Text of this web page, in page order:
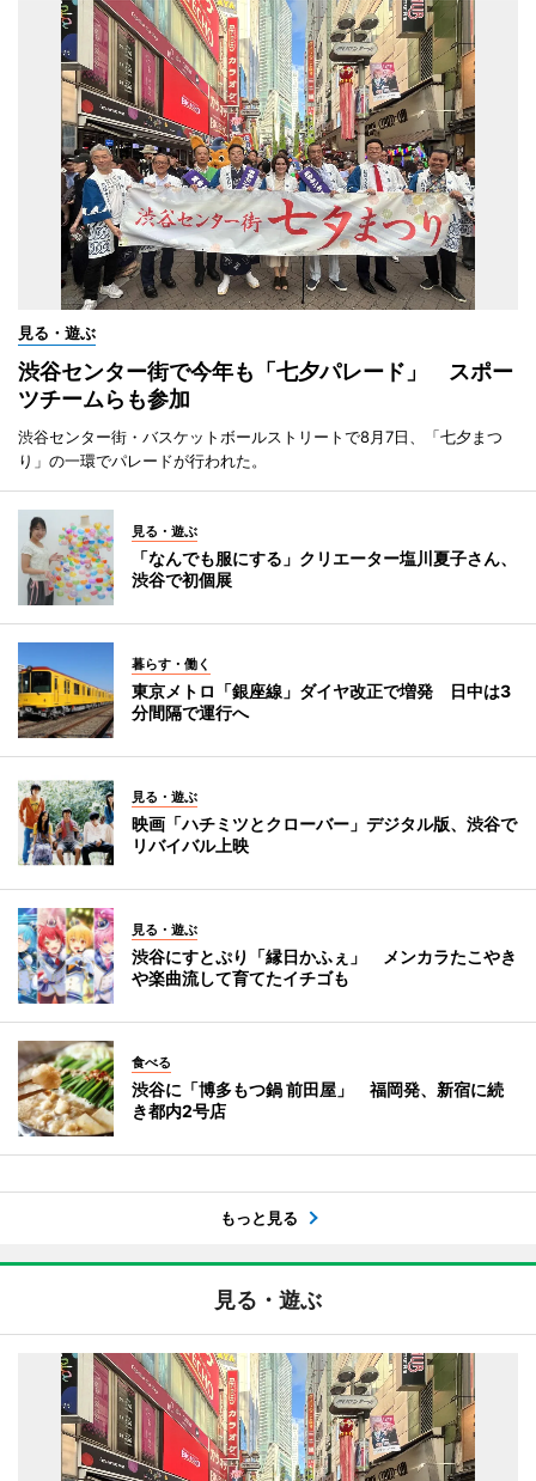
見る・遊ぶ
渋谷センター街で今年も「七夕パレード」 スポー
ツチームらも参加
渋谷センター街・バスケットボールストリートで8月7日、「七夕まつ
り」の一環でパレードが行われた。
見る・遊ぶ
「なんでも服にする」クリエーター塩川夏子さん、
渋谷で初個展
暮らす・働く
東京メトロ「銀座線」ダイヤ改正で増発 日中は3
分間隔で運行へ
見る・遊ぶ
映画「ハチミツとクローバー」デジタル版、渋谷で
リバイバル上映
見る・遊ぶ
渋谷にすとぷり「縁日かふぇ」 メンカラたこやき
や楽曲流して育てたイチゴも
食べる
渋谷に「博多もつ鍋 前田屋」 福岡発、新宿に続
き都内2号店
もっと見る
見る・遊ぶ